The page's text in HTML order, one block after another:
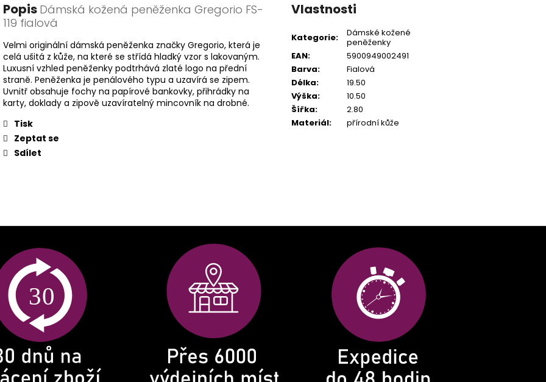
Popis Dámská kožená peněženka Gregorio FS-
119 fialová
Velmi originální dámská peněženka značky Gregorio, která je
celá ušitá z kůže, na které se střídá hladký vzor s lakovaným.
Luxusní vzhled peněženky podtrhává zlaté logo na přední
straně. Peněženka je penálového typu a uzavírá se zipem.
Uvnitř obsahuje fochy na papírové bankovky, přihrádky na
karty, doklady a zipově uzavíratelný mincovník na drobné.
Tisk
Zeptat se
Sdílet
Vlastnosti
Kategorie:
Dámské kožené
peněženky
EAN:
5900949002491
Barva:
Fialová
Délka:
19.50
Výška:
10.50
Šířka:
2.80
Materiál: přírodní kůže